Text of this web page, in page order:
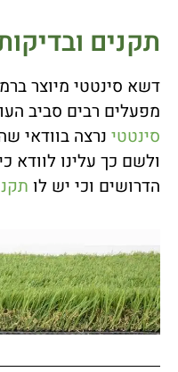
תקנים
דשא סינטטי מיוצר
מפעלים רבים סביב
סינטטי נרצה בוודאי
ולשם כך עלינו לוודא
הדרושים וכי יש לו